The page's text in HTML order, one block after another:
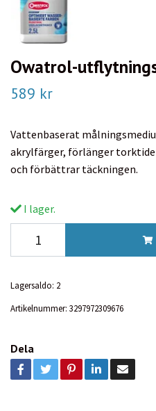
Owatrol-
589 kr
Vattenbaserat
akrylfärger, förlänger
och förbättrar täckningen.
I lager.
Lagersaldo: 2
Artikelnummer: 3297972309676
Dela